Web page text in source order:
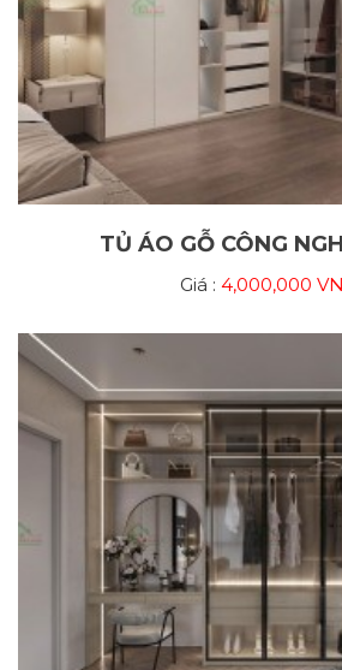
TỦ ÁO GỖ CÔNG
Giá : 4,000,000